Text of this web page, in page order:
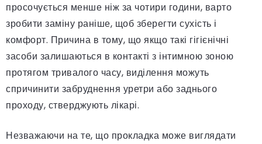
просочується менше ніж за чотири години, варто
зробити заміну раніше, щоб зберегти сухість і
комфорт. Причина в тому, що якщо такі гігієнічні
засоби залишаються в контакті з інтимною зоною
протягом тривалого часу, виділення можуть
спричинити забруднення уретри або заднього
проходу, стверджують лікарі.
Незважаючи на те, що прокладка може виглядати